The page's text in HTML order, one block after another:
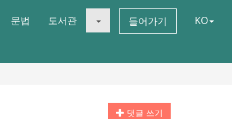
문법 도서관 들어가기 KO
댓글 쓰기